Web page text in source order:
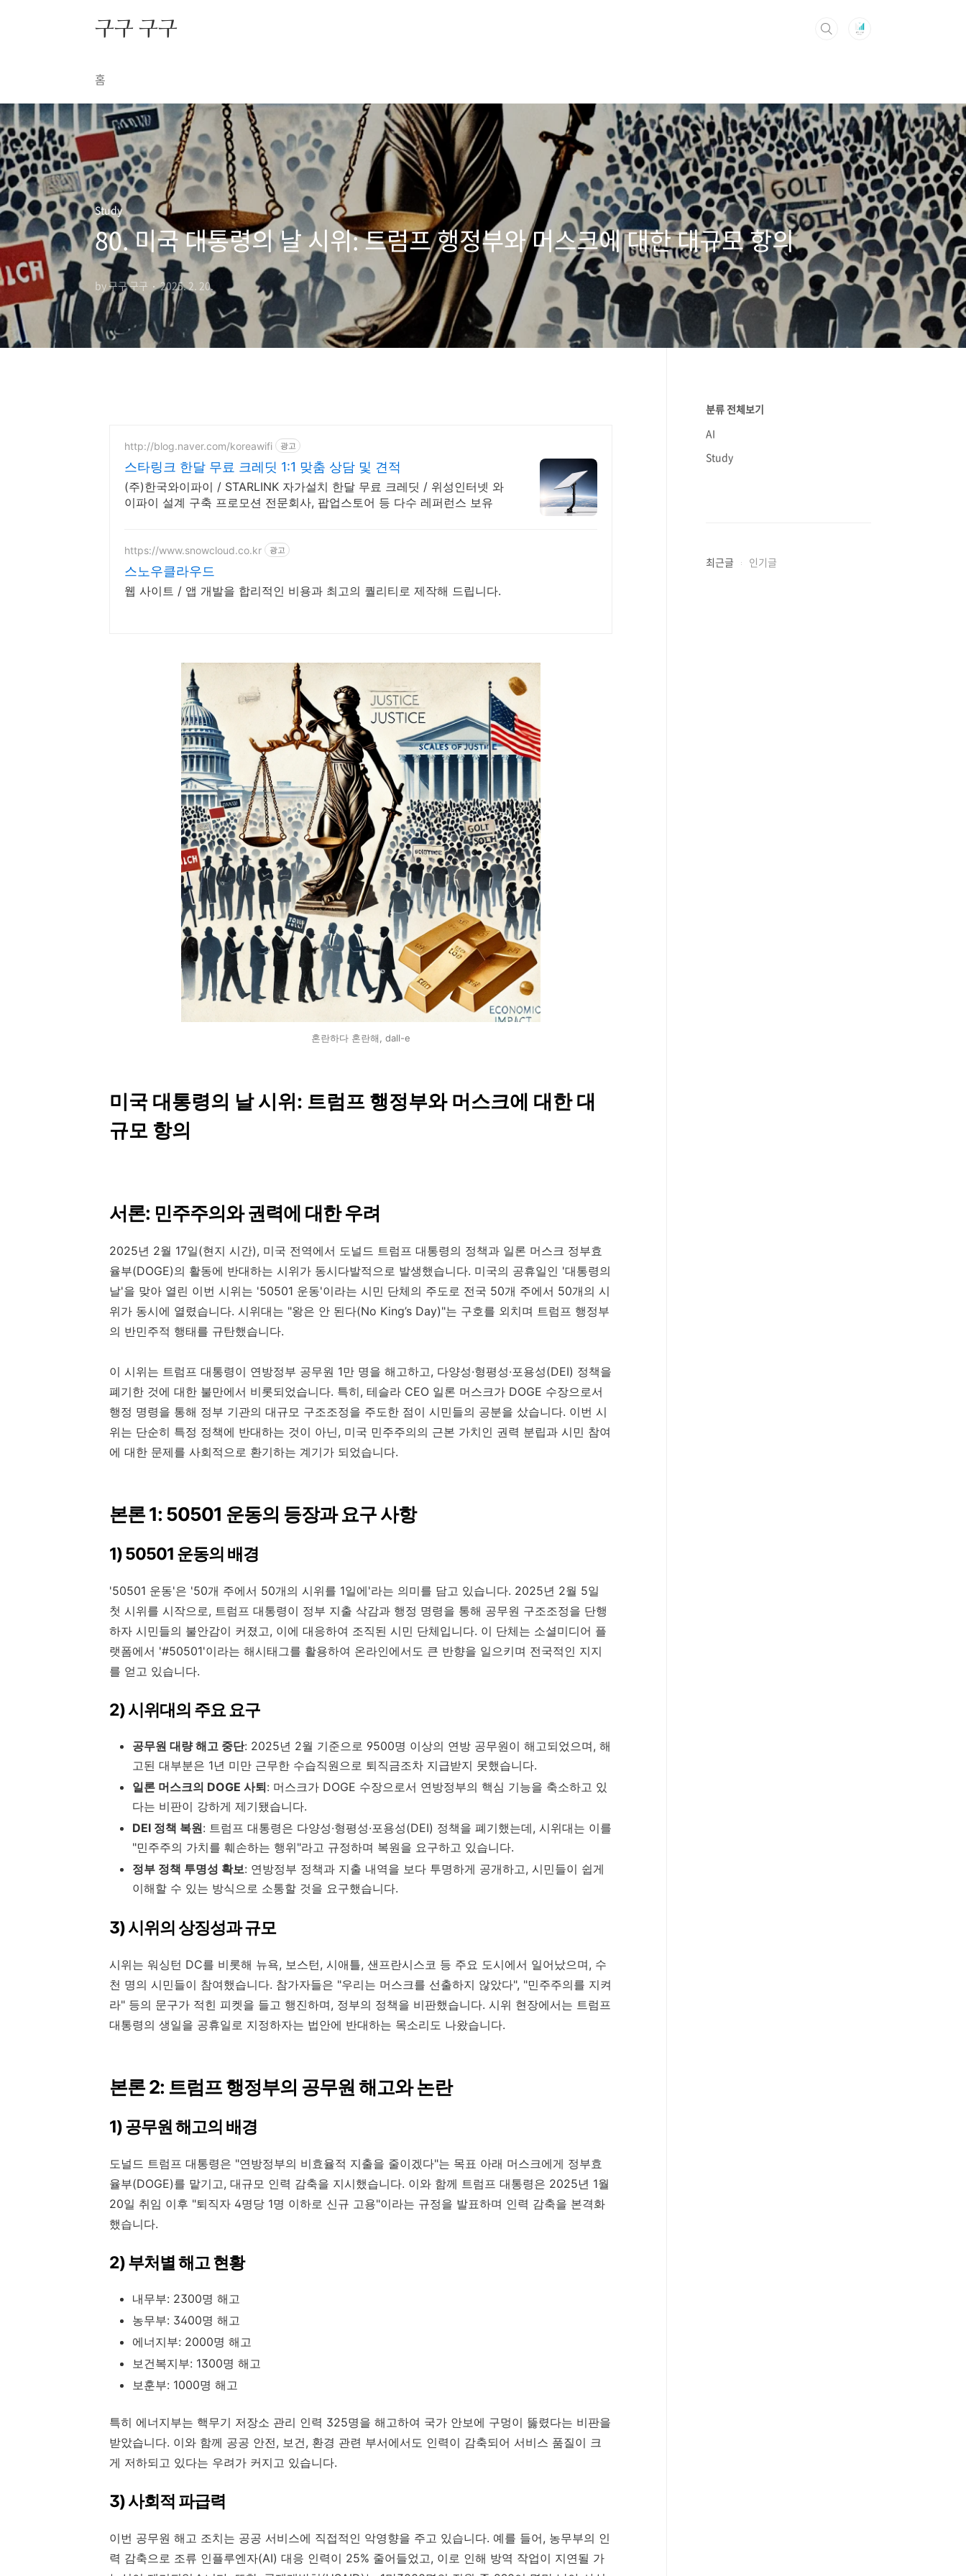
구구 구구
홈
Study
80. 미국 대통령의 날 시위: 트럼프 행정부와 머스크에 대한 대규모 항의
by 구구 구구 2025. 2. 20.
http://blog.naver.com/koreawifi 광고
스타링크 한달 무료 크레딧 1:1 맞춤 상담 및 견적
(주)한국와이파이 / STARLINK 자가설치 한달 무료 크레딧 / 위성인터넷 와
이파이 설계 구축 프로모션 전문회사, 팝업스토어 등 다수 레퍼런스 보유
https://www.snowcloud.co.kr 광고
스노우클라우드
웹 사이트 / 앱 개발을 합리적인 비용과 최고의 퀄리티로 제작해 드립니다.
혼란하다 혼란해, dall-e
미국 대통령의 날 시위: 트럼프 행정부와 머스크에 대한 대
규모 항의
서론: 민주주의와 권력에 대한 우려
2025년 2월 17일(현지 시간), 미국 전역에서 도널드 트럼프 대통령의 정책과 일론 머스크 정부효
율부(DOGE)의 활동에 반대하는 시위가 동시다발적으로 발생했습니다. 미국의 공휴일인 '대통령의
날'을 맞아 열린 이번 시위는 '50501 운동'이라는 시민 단체의 주도로 전국 50개 주에서 50개의 시
위가 동시에 열렸습니다. 시위대는 "왕은 안 된다(No King’s Day)"는 구호를 외치며 트럼프 행정부
의 반민주적 행태를 규탄했습니다.
이 시위는 트럼프 대통령이 연방정부 공무원 1만 명을 해고하고, 다양성·형평성·포용성(DEI) 정책을
폐기한 것에 대한 불만에서 비롯되었습니다. 특히, 테슬라 CEO 일론 머스크가 DOGE 수장으로서
행정 명령을 통해 정부 기관의 대규모 구조조정을 주도한 점이 시민들의 공분을 샀습니다. 이번 시
위는 단순히 특정 정책에 반대하는 것이 아닌, 미국 민주주의의 근본 가치인 권력 분립과 시민 참여
에 대한 문제를 사회적으로 환기하는 계기가 되었습니다.
본론 1: 50501 운동의 등장과 요구 사항
1) 50501 운동의 배경
'50501 운동'은 '50개 주에서 50개의 시위를 1일에'라는 의미를 담고 있습니다. 2025년 2월 5일
첫 시위를 시작으로, 트럼프 대통령이 정부 지출 삭감과 행정 명령을 통해 공무원 구조조정을 단행
하자 시민들의 불안감이 커졌고, 이에 대응하여 조직된 시민 단체입니다. 이 단체는 소셜미디어 플
랫폼에서 '#50501'이라는 해시태그를 활용하여 온라인에서도 큰 반향을 일으키며 전국적인 지지
를 얻고 있습니다.
2) 시위대의 주요 요구
공무원 대량 해고 중단: 2025년 2월 기준으로 9500명 이상의 연방 공무원이 해고되었으며, 해
고된 대부분은 1년 미만 근무한 수습직원으로 퇴직금조차 지급받지 못했습니다.
일론 머스크의 DOGE 사퇴: 머스크가 DOGE 수장으로서 연방정부의 핵심 기능을 축소하고 있
다는 비판이 강하게 제기됐습니다.
DEI 정책 복원: 트럼프 대통령은 다양성·형평성·포용성(DEI) 정책을 폐기했는데, 시위대는 이를
"민주주의 가치를 훼손하는 행위"라고 규정하며 복원을 요구하고 있습니다.
정부 정책 투명성 확보: 연방정부 정책과 지출 내역을 보다 투명하게 공개하고, 시민들이 쉽게
이해할 수 있는 방식으로 소통할 것을 요구했습니다.
3) 시위의 상징성과 규모
시위는 워싱턴 DC를 비롯해 뉴욕, 보스턴, 시애틀, 샌프란시스코 등 주요 도시에서 일어났으며, 수
천 명의 시민들이 참여했습니다. 참가자들은 "우리는 머스크를 선출하지 않았다", "민주주의를 지켜
라" 등의 문구가 적힌 피켓을 들고 행진하며, 정부의 정책을 비판했습니다. 시위 현장에서는 트럼프
대통령의 생일을 공휴일로 지정하자는 법안에 반대하는 목소리도 나왔습니다.
본론 2: 트럼프 행정부의 공무원 해고와 논란
1) 공무원 해고의 배경
도널드 트럼프 대통령은 "연방정부의 비효율적 지출을 줄이겠다"는 목표 아래 머스크에게 정부효
율부(DOGE)를 맡기고, 대규모 인력 감축을 지시했습니다. 이와 함께 트럼프 대통령은 2025년 1월
20일 취임 이후 "퇴직자 4명당 1명 이하로 신규 고용"이라는 규정을 발표하며 인력 감축을 본격화
했습니다.
2) 부처별 해고 현황
내무부: 2300명 해고
농무부: 3400명 해고
에너지부: 2000명 해고
보건복지부: 1300명 해고
보훈부: 1000명 해고
특히 에너지부는 핵무기 저장소 관리 인력 325명을 해고하여 국가 안보에 구멍이 뚫렸다는 비판을
받았습니다. 이와 함께 공공 안전, 보건, 환경 관련 부서에서도 인력이 감축되어 서비스 품질이 크
게 저하되고 있다는 우려가 커지고 있습니다.
3) 사회적 파급력
이번 공무원 해고 조치는 공공 서비스에 직접적인 악영향을 주고 있습니다. 예를 들어, 농무부의 인
력 감축으로 조류 인플루엔자(AI) 대응 인력이 25% 줄어들었고, 이로 인해 방역 작업이 지연될 가
분류 전체보기
AI
Study
최근글 인기글